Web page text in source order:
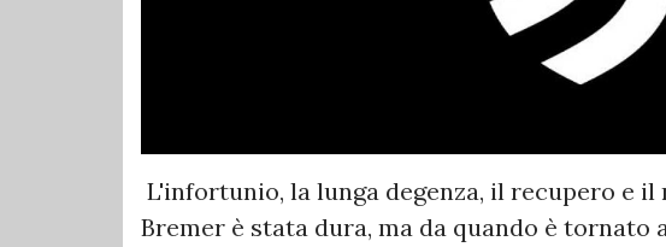
L'infortunio, la lunga degenza, il recupero e
Bremer è stata dura, ma da quando è tornato